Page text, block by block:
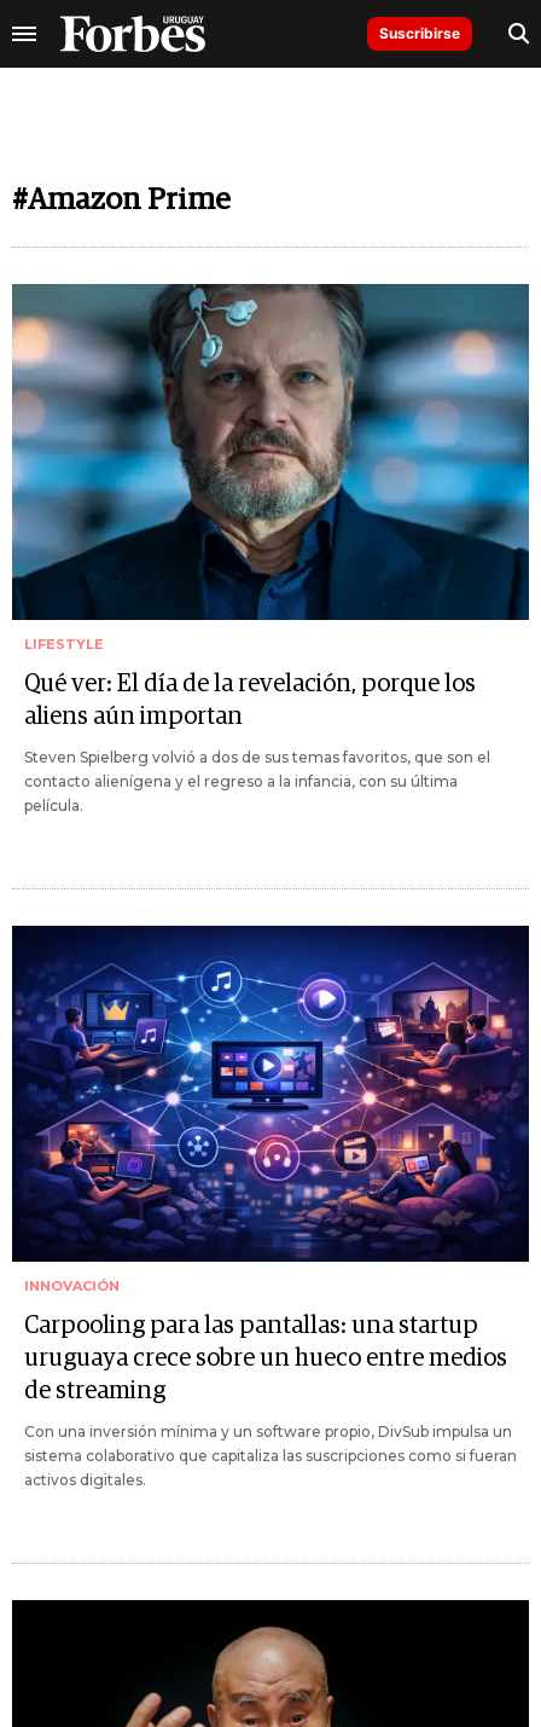
Suscribirse
#Amazon Prime
LIFESTYLE
Qué ver: El día de la revelación, porque los
aliens aún importan
Steven Spielberg volvió a dos de sus temas favoritos, que son el
contacto alienígena y el regreso a la infancia, con su última
película.
INNOVACIÓN
Carpooling para las pantallas: una startup
uruguaya crece sobre un hueco entre medios
de streaming
Con una inversión mínima y un software propio, DivSub impulsa un
sistema colaborativo que capitaliza las suscripciones como si fueran
activos digitales.